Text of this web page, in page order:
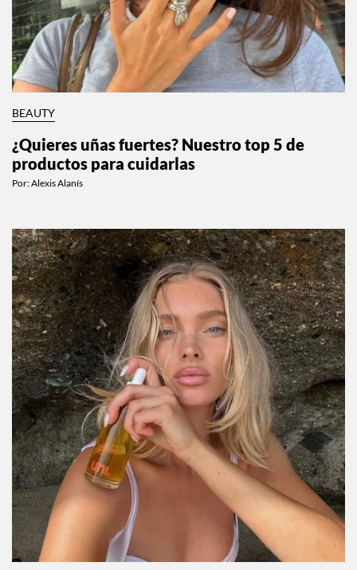
BEAUTY
¿Quieres uñas fuertes? Nuestro top 5 de
productos para cuidarlas
Por:Alexis Alanís